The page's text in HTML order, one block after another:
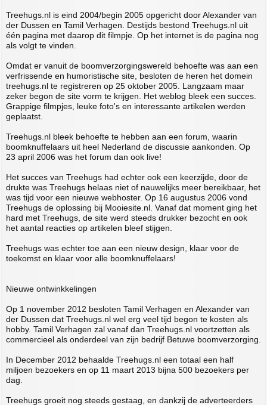
Treehugs.nl is eind 2004/begin 2005 opgericht door Alexander van
der Dussen en Tamil Verhagen. Destijds bestond Treehugs.nl uit
één pagina met daarop dit filmpje. Op het internet is de pagina nog
als volgt te vinden.
Omdat er vanuit de boomverzorgingswereld behoefte was aan een
verfrissende en humoristische site, besloten de heren het domein
treehugs.nl te registreren op 25 oktober 2005. Langzaam maar
zeker begon de site vorm te krijgen. Het weblog bleek een succes.
Grappige filmpjes, leuke foto's en interessante artikelen werden
geplaatst.
Treehugs.nl bleek behoefte te hebben aan een forum, waarin
boomknuffelaars uit heel Nederland de discussie aankonden. Op
23 april 2006 was het forum dan ook live!
Het succes van Treehugs had echter ook een keerzijde, door de
drukte was Treehugs helaas niet of nauwelijks meer bereikbaar, het
was tijd voor een nieuwe webhoster. Op 16 augustus 2006 vond
Treehugs de oplossing bij Mooiesite.nl. Vanaf dat moment ging het
hard met Treehugs, de site werd steeds drukker bezocht en ook
het aantal reacties op artikelen bleef stijgen.
Treehugs was echter toe aan een nieuw design, klaar voor de
toekomst en klaar voor alle boomknuffelaars!
Nieuwe ontwinkkelingen
Op 1 november 2012 besloten Tamil Verhagen en Alexander van
der Dussen dat Treehugs.nl wel erg veel tijd begon te kosten als
hobby. Tamil Verhagen zal vanaf dan Treehugs.nl voortzetten als
commercieel als onderdeel van zijn bedrijf Betuwe boomverzorging.
In December 2012 behaalde Treehugs.nl een totaal een half
miljoen bezoekers en op 11 maart 2013 bijna 500 bezoekers per
dag.
Treehugs groeit nog steeds gestaag, en dankzij de adverteerders